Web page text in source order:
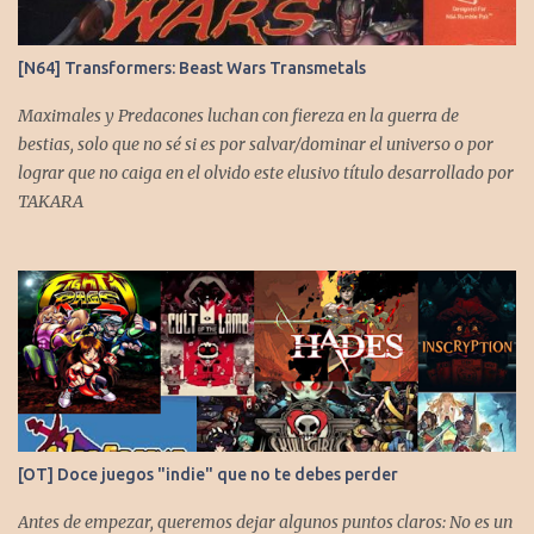
[N64] Transformers: Beast Wars Transmetals
Maximales y Predacones luchan con fiereza en la guerra de
bestias, solo que no sé si es por salvar/dominar el universo o por
lograr que no caiga en el olvido este elusivo título desarrollado por
TAKARA
[OT] Doce juegos "indie" que no te debes perder
Antes de empezar, queremos dejar algunos puntos claros: No es un